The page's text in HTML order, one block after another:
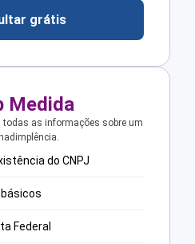
grátis
Medida
todas as informações sobre um
do CNPJ
Federal